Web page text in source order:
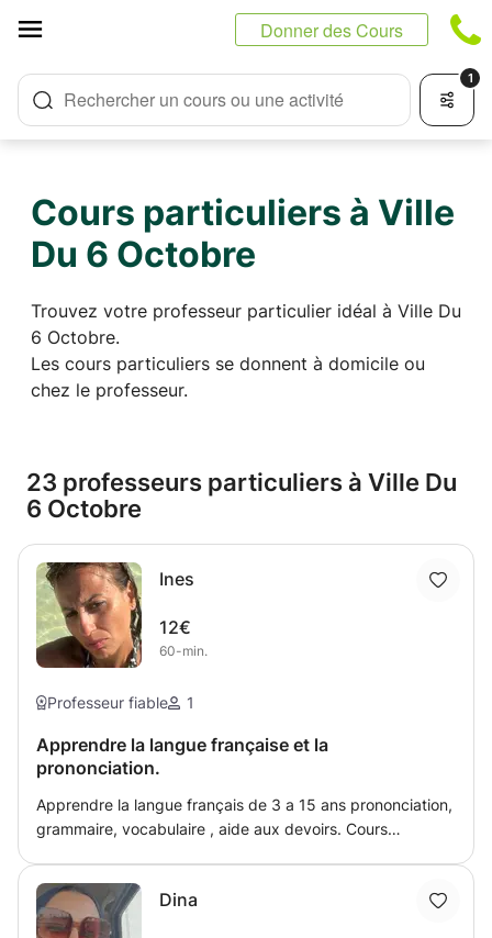
Donner des Cours
Rechercher un cours ou une activité
1
Cours particuliers à Ville
Du 6 Octobre
Trouvez votre professeur particulier idéal à Ville Du
6 Octobre.
Les cours particuliers se donnent à domicile ou
chez le professeur.
23 professeurs particuliers à Ville Du
6 Octobre
Ines
12€
60-min.
Professeur fiable 1
Apprendre la langue française et la
prononciation.
Apprendre la langue français de 3 a 15 ans prononciation,
grammaire, vocabulaire , aide aux devoirs. Cours
à pouvoir évoluer sans aucune difficulté.
Dina